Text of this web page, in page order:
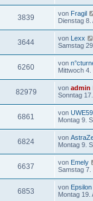
3839 von Fragil
Dienstag 8.
3644 von Lexx
Samstag
6260 von
Mittwoch 4.
82979 von admin
Sonntag
6861 von UWE59
Montag 9.
6824 von
Montag 9.
6637 von Emely
Samstag 7.
6853 von Epsilon
Montag 19.